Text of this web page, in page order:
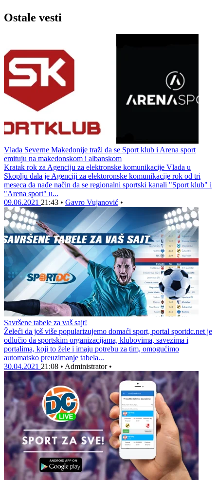
Ostale vesti
Vlada Severne Makedonije traži da se Sport klub i Arena sport
emituju na makedonskom i albanskom
Kratak rok za Agenciju za elektronske komunikacije Vlada u
Skoplju dala je Agenciji za elektoronske komunikacije rok od tri
meseca da nađe način da se regionalni sportski kanali "Sport klub" i
"Arena sport" u...
09.06.2021 21:43 • Gavro Vujanović •
Savršene tabele za vaš sajt!
Želeći da još više popularizujemo domaći sport, portal sportdc.net je
odlučio da sportskim organizacijama, klubovima, savezima i
portalima, koji to žele i imaju potrebu za tim, omogućimo
automatsko preuzimanje tabela...
30.04.2021 21:08 • Administrator •